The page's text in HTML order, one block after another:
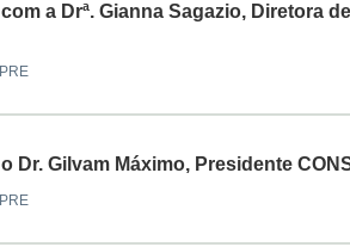
a Drª. Gianna Sagazio, Diretora
Dr. Gilvam Máximo, Presidente